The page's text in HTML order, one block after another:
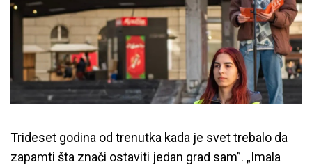
Trideset godina od trenutka kada je svet trebalo da
zapamti šta znači ostaviti jedan grad sam”. „Imala